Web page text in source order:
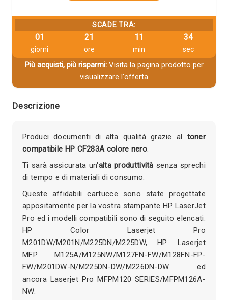
SCADE TRA:
01
giorni
21
ore
11
min
33
sec
Più acquisti, più risparmi:Visita la pagina prodotto per
visualizzare l'offerta
Descrizione
Produci documenti di alta qualità grazie al toner
compatibile HP CF283A colore nero.
Ti sarà assicurata un'alta produttività senza sprechi
di tempo e di materiali di consumo.
Queste affidabili cartucce sono state progettate
appositamente per la vostra stampante HP LaserJet
Pro ed i modelli compatibili sono di seguito elencati:
HP Color Laserjet Pro
M201DW/M201N/M225DN/M225DW, HP Laserjet
MFP M125A/M125NW/M127FN-FW/M128FN-FP-
FW/M201DW-N/M225DN-DW/M226DN-DW ed
ancora Laserjet Pro MFPM120 SERIES/MFPM126A-
NW.